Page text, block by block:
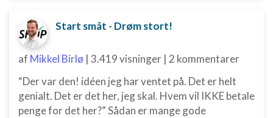
Start småt - Drøm stort!
af Mikkel Birlø | 3.419 visninger | 2 kommentarer
“Der var den! idéen jeg har ventet på. Det er helt
genialt. Det er det her, jeg skal. Hvem vil IKKE betale
penge for det her?” Sådan er mange gode